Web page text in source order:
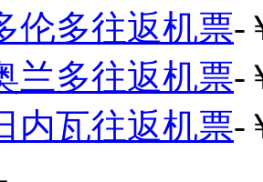
伦多往返机票-
兰多往返机票-
内瓦往返机票-